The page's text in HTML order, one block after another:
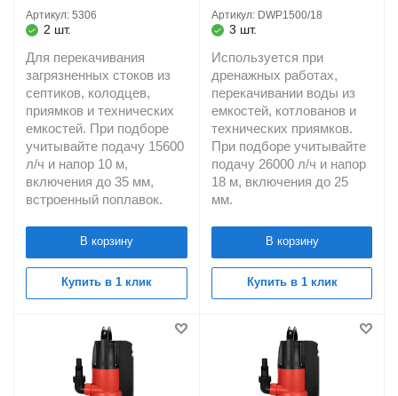
мм/кабель 10 м.)
ДЖИЛЕКС
2 шт.
Артикул: 5306
Для перекачивания
загрязненных стоков из
септиков, колодцев,
приямков и технических
емкостей. При подборе
учитывайте подачу 15600
л/ч и напор 10 м,
включения до 35 мм,
встроенный поплавок.
В корзину
Купить в 1 клик
26000л/ч, 18м) кабель
10 м. для грязевых
3 шт.
Артикул: DWP1500/18
Используется при
дренажных работах,
перекачивании воды из
емкостей, котлованов и
технических приямков.
При подборе учитывайте
подачу 26000 л/ч и напор
18 м, включения до 25
мм.
В корзину
Купить в 1 клик